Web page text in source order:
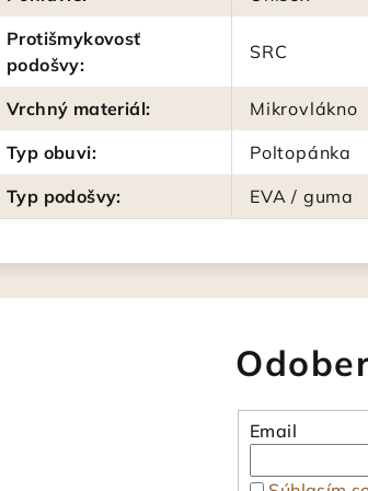
Protišmykovosť
podošvy:
SRC
Vrchný materiál:
Mikrovlákno
Typ obuvi:
Poltopánka
Typ podošvy: EVA / guma
Email